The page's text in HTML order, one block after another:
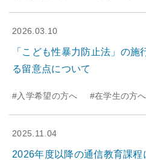
2026.03.10
「こども性暴力防止法」の施
る留意点について
#入学希望の方へ #在学生の方へ
2025.11.04
2026年度以降の通信教育課